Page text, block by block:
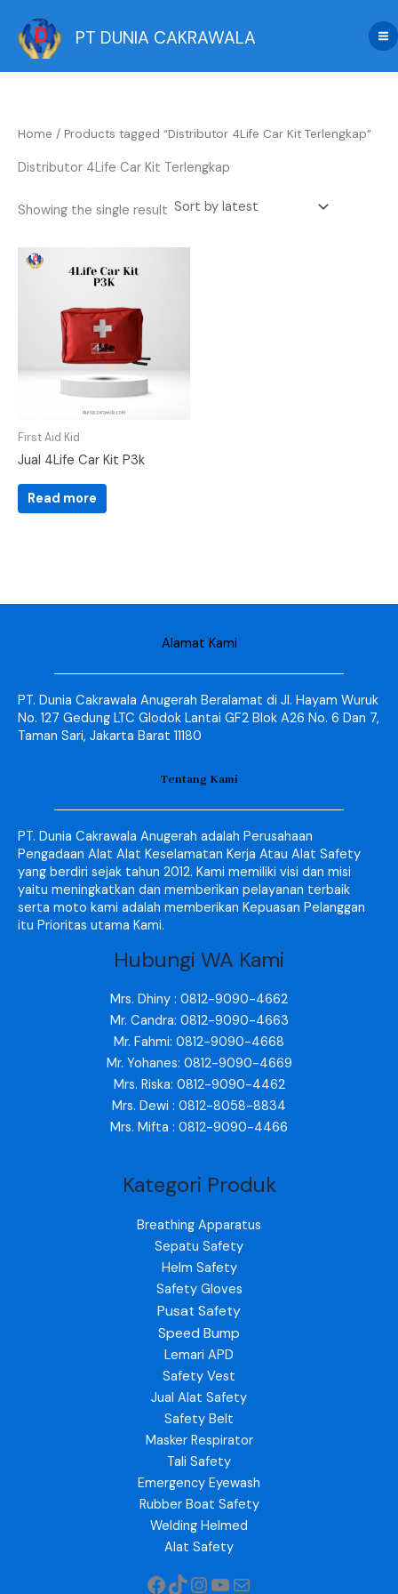
content
PT DUNIA CAKRAWALA
Home / Products tagged “Distributor 4Life Car Kit Terlengkap”
Distributor 4Life Car Kit Terlengkap
Showing the single result
First Aid Kid
Jual 4Life Car Kit P3k
Read more
Alamat Kami
PT. Dunia Cakrawala Anugerah Beralamat di Jl. Hayam Wuruk
No. 127 Gedung LTC Glodok Lantai GF2 Blok A26 No. 6 Dan 7,
Taman Sari, Jakarta Barat 11180
Tentang Kami
PT. Dunia Cakrawala Anugerah adalah Perusahaan
Pengadaan Alat Alat Keselamatan Kerja Atau Alat Safety
yang berdiri sejak tahun 2012. Kami memiliki visi dan misi
yaitu meningkatkan dan memberikan pelayanan terbaik
serta moto kami adalah memberikan Kepuasan Pelanggan
itu Prioritas utama Kami.
Hubungi WA Kami
Mrs. Dhiny : 0812-9090-4662
Mr. Candra: 0812-9090-4663
Mr. Fahmi: 0812-9090-4668
Mr. Yohanes: 0812-9090-4669
Mrs. Riska: 0812-9090-4462
Mrs. Dewi : 0812-8058-8834
Mrs. Mifta : 0812-9090-4466
Kategori Produk
Breathing Apparatus
Sepatu Safety
Helm Safety
Safety Gloves
Pusat Safety
Speed Bump
Lemari APD
Safety Vest
Jual Alat Safety
Safety Belt
Masker Respirator
Tali Safety
Emergency Eyewash
Rubber Boat Safety
Welding Helmed
Alat Safety